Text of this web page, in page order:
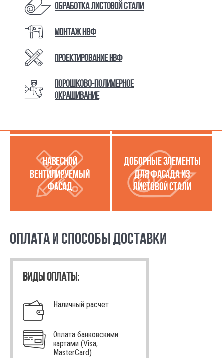
Обработка листовой стали
Монтаж НВФ
Проектирование НВФ
Порошково-полимерное
окрашивание
КАТАЛОГ ТОВАРОВ И УСЛУГ
УСЛУГИ ПО РАБОТЕ С
ЛИСТОВОЙ СТАЛЬЮ
МЕТАЛЛОКАССЕТЫ
НАВЕСНОЙ
ВЕНТИЛИРУЕМЫЙ
ФАСАД
ДОБОРНЫЕ ЭЛЕМЕНТЫ
ДЛЯ ФАСАДА ИЗ
ЛИСТОВОЙ СТАЛИ
ОПЛАТА И СПОСОБЫ ДОСТАВКИ
ВИДЫ ОПЛАТЫ:
Наличный расчет
Оплата банковскими
картами (Visa,
MasterCard)